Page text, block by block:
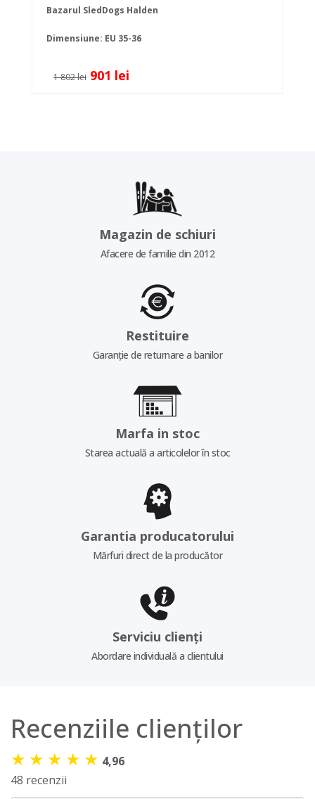
Bazarul SledDogs Halden
Dimensiune: EU 35-36
1 802 lei 901 lei
Magazin de schiuri
Afacere de familie din 2012
Restituire
Garanție de returnare a banilor
Marfa in stoc
Starea actuală a articolelor în stoc
Garantia producatorului
Mărfuri direct de la producător
Serviciu clienți
Abordare individuală a clientului
Recenziile clienților
★ ★ ★ ★ ★ 4,96
48 recenzii